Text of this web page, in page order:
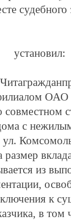
судебного
установил:
ОАО
с
размер
из
к
в том